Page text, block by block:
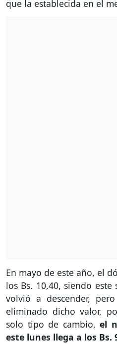
que la establecida en el
En mayo de este año, el
los Bs. 10,40, siendo
volvió a descender,
eliminado dicho valor,
solo tipo de cambio, el
este lunes llega a los Bs.